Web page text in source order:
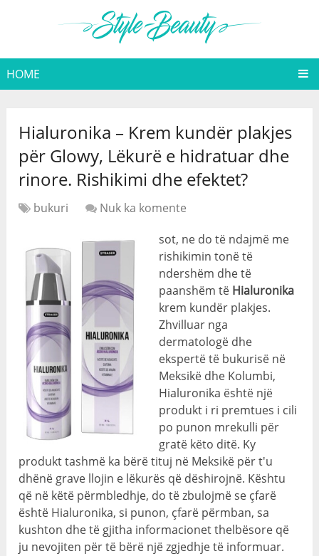
HOME
Hialuronika – Krem kundër plakjes
për Glowy, Lëkurë e hidratuar dhe
rinore. Rishikimi dhe efektet?
bukuri
Nuk ka komente
sot, ne do të ndajmë me
rishikimin tonë të
ndershëm dhe të
paanshëm të Hialuronika
krem kundër plakjes.
Zhvilluar nga
dermatologë dhe
ekspertë të bukurisë në
Meksikë dhe Kolumbi,
Hialuronika është një
produkt i ri premtues i cili
po punon mrekulli për
gratë këto ditë. Ky
produkt tashmë ka bërë tituj në Meksikë për t'u
dhënë grave llojin e lëkurës që dëshirojnë. Kështu
që në këtë përmbledhje, do të zbulojmë se çfarë
është Hialuronika, si punon, çfarë përmban, sa
kushton dhe të gjitha informacionet thelbësore që
ju nevojiten për të bërë një zgjedhje të informuar.